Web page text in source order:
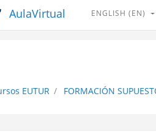
AulaVirtual ENGLISH ‎(EN)‎
EUTUR FORMACIÓN